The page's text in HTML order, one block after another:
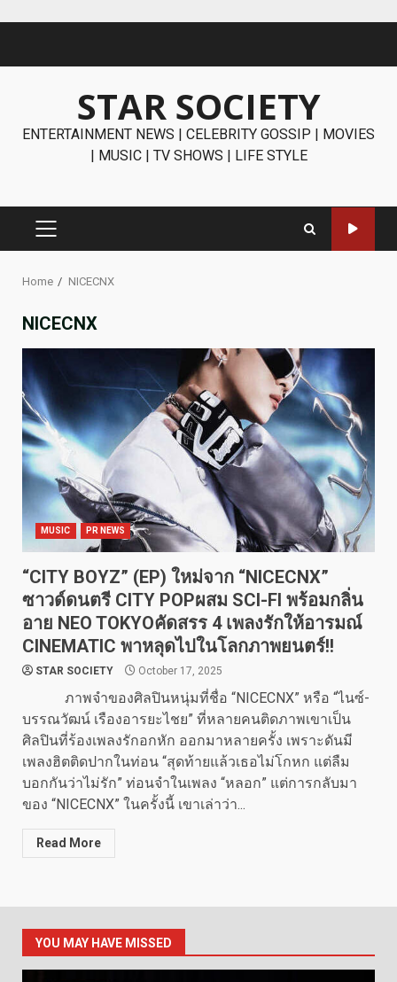
STAR SOCIETY
ENTERTAINMENT NEWS | CELEBRITY GOSSIP | MOVIES
| MUSIC | TV SHOWS | LIFE STYLE
PRIMARY
Home NICECNX
NICECNX
MUSIC PR NEWS
“CITY BOYZ” (EP) ใหม่จาก “NICECNX”
ซาวด์ดนตรี CITY POPผสม SCI-FI พร้อมกลิ่น
อาย NEO TOKYOคัดสรร 4 เพลงรักให้อารมณ์
CINEMATIC พาหลุดไปในโลกภาพยนตร์!!
STAR SOCIETY October 17, 2025
ภาพจำของศิลปินหนุ่มที่ชื่อ “NICECNX” หรือ “ไนซ์-
บรรณวัฒน์ เรืองอารยะไชย” ที่หลายคนติดภาพเขาเป็น
ศิลปินที่ร้องเพลงรักอกหัก ออกมาหลายครั้ง เพราะดันมี
เพลงฮิตติดปากในท่อน “สุดท้ายแล้วเธอไม่โกหก แต่ลืม
บอกกันว่าไม่รัก” ท่อนจำในเพลง “หลอก” แต่การกลับมา
ของ “NICECNX” ในครั้งนี้ เขาเล่าว่า...
Read More
YOU MAY HAVE MISSED